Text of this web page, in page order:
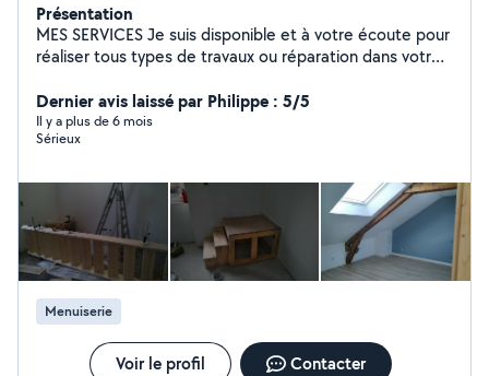
Présentation
MES SERVICES Je suis disponible et à votre écoute pour
réaliser tous types de travaux ou réparation dans votre
que vous ne voulez/pouvez pas exécuter vous-même.
J'étudierai avec vous le projet et nous déciderons
ensemble de sa réalisation Possibilité de bénéficier du
Location matériel
Dernier avis laissé par Philippe : 5/5
Il y a plus de 6 mois
Sérieux
Menuiserie
Voir le profil Contacter